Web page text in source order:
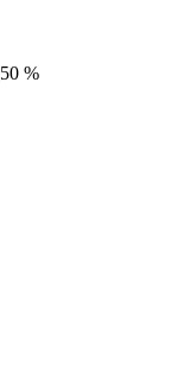
50 %